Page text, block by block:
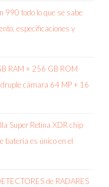
990 todo lo que se sabe
especificaciones y
RAM + 256 GB ROM
cámara 64 MP + 16
Super Retina XDR chip
batería es único en el
de RADARES